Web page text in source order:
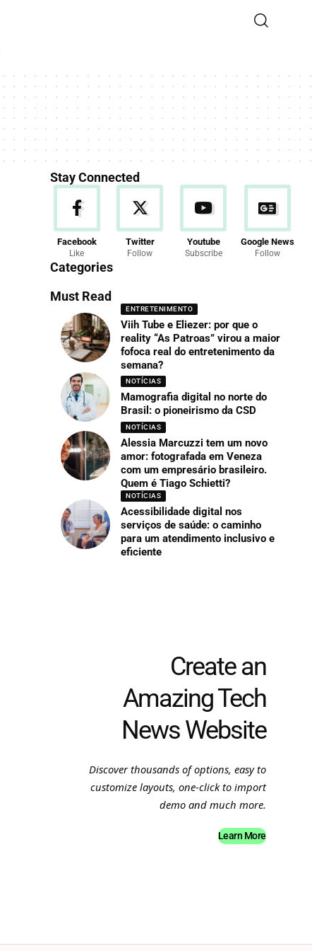
Stay Connected
Facebook
Like
Twitter
Follow
Youtube
Subscribe
Google News
Follow
Categories
Must Read
ENTRETENIMENTO
Viih Tube e Eliezer: por que o
reality “As Patroas” virou a maior
fofoca real do entretenimento da
semana?
NOTÍCIAS
Mamografia digital no norte do
Brasil: o pioneirismo da CSD
NOTÍCIAS
Alessia Marcuzzi tem um novo
amor: fotografada em Veneza
com um empresário brasileiro.
Quem é Tiago Schietti?
NOTÍCIAS
Acessibilidade digital nos
serviços de saúde: o caminho
para um atendimento inclusivo e
eficiente
Create an
Amazing Tech
News Website
Discover thousands of options, easy to
customize layouts, one-click to import
demo and much more.
Learn More